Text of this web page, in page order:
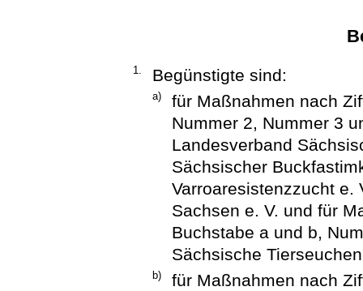
1. Begünstigte sind:
a)
für Maßnahmen nach
Nummer 2, Nummer 3
Landesverband
Sächsischer
Varroaresistenzzucht e.
Sachsen e. V. und für
Buchstabe a und b,
Sächsische
b)
für Maßnahmen nach